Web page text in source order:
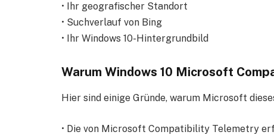
• Ihr geografischer Standort
• Suchverlauf von Bing
• Ihr Windows 10-Hintergrundbild
Warum Windows 10 Microsoft
Hier sind einige Gründe, warum Microsoft
• Die von Microsoft Compatibility Telemetry